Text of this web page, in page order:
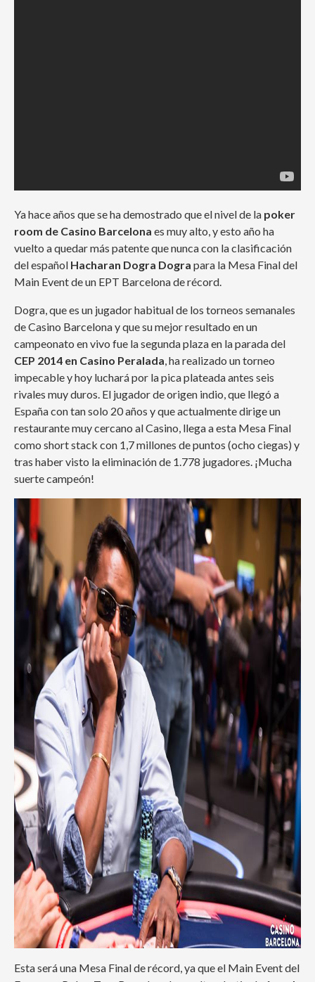
Ya hace años que se ha demostrado que el nivel de la poker
room de Casino Barcelona es muy alto, y esto año ha
vuelto a quedar más patente que nunca con la clasificación
del español Hacharan Dogra Dogra para la Mesa Final del
Main Event de un EPT Barcelona de récord.
Dogra, que es un jugador habitual de los torneos semanales
de Casino Barcelona y que su mejor resultado en un
campeonato en vivo fue la segunda plaza en la parada del
CEP 2014 en Casino Peralada, ha realizado un torneo
impecable y hoy luchará por la pica plateada antes seis
rivales muy duros. El jugador de origen indio, que llegó a
España con tan solo 20 años y que actualmente dirige un
restaurante muy cercano al Casino, llega a esta Mesa Final
como short stack con 1,7 millones de puntos (ocho ciegas) y
tras haber visto la eliminación de 1.778 jugadores. ¡Mucha
suerte campeón!
Esta será una Mesa Final de récord, ya que el Main Event del